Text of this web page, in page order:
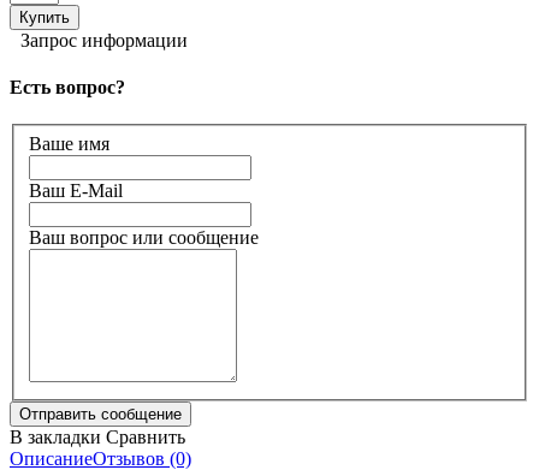
Запрос информации
Есть вопрос?
Ваше имя
Ваш E-Mail
Ваш вопрос или сообщение
В закладки Сравнить
ОписаниеОтзывов (0)